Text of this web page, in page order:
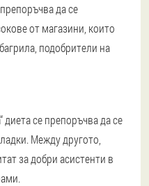
да се
от магазини, които
подобрители на
диета се препоръчва да се
Между другото,
за добри асистенти в